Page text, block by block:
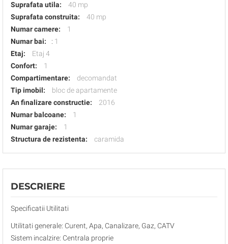
Suprafata utila:
40 mp
Suprafata construita:
40 mp
Numar camere:
1
Numar bai:
: 1
Etaj:
Etaj 4
Confort:
1
Compartimentare:
decomandat
Tip imobil:
bloc de apartamente
An finalizare constructie:
2016
Numar balcoane:
1
Numar garaje:
1
Structura de rezistenta:
caramida
DESCRIERE
Specificatii Utilitati
Utilitati generale: Curent, Apa, Canalizare, Gaz, CATV
Sistem incalzire: Centrala proprie